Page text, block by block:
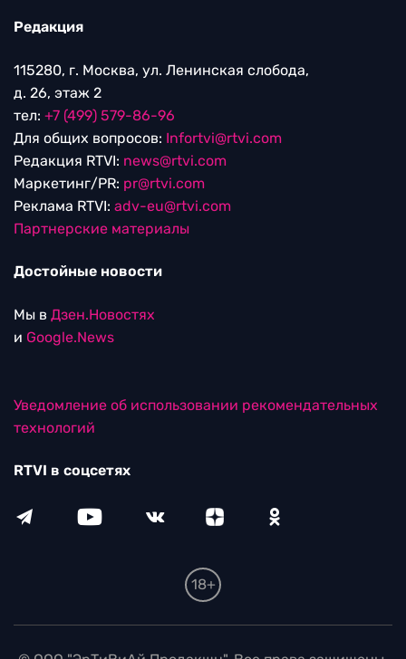
Редакция
115280, г. Москва, ул. Ленинская слобода,
д. 26, этаж 2
тел: +7 (499) 579-86-96
Для общих вопросов: Infortvi@rtvi.com
Редакция RTVI: news@rtvi.com
Маркетинг/PR: pr@rtvi.com
Реклама RTVI: adv-eu@rtvi.com
Партнерские материалы
Достойные новости
Мы в Дзен.Новостях
и Google.News
Уведомление об использовании рекомендательных
технологий
RTVI в соцсетях
18+